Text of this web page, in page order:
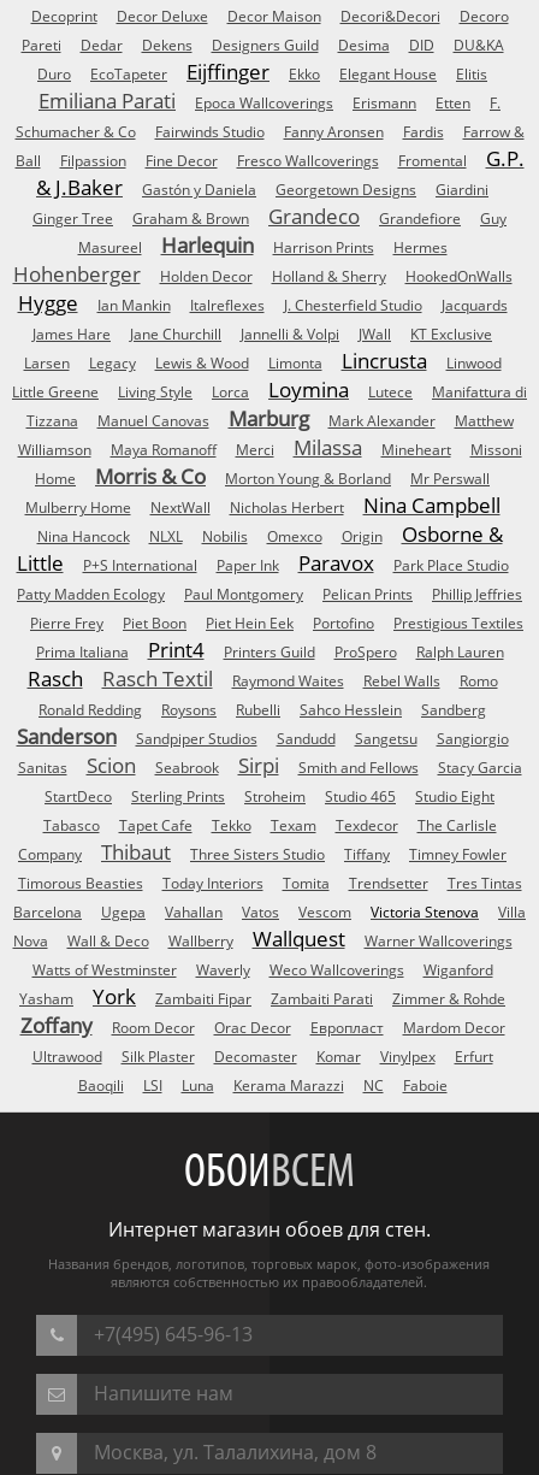
Decoprint
Decor Deluxe Decor Maison Decori&Decori
Decoro
Pareti
Dedar Dekens Designers Guild Desima DID
DU&KA
Duro
EcoTapeter Eijffinger Ekko Elegant House Elitis
Emiliana Parati Epoca Wallcoverings Erismann Etten
F.
Schumacher & Co
Fairwinds Studio Fanny Aronsen Fardis
Farrow &
Ball
Filpassion Fine Decor Fresco Wallcoverings Fromental
G.P.
& J.Baker
Gastón y Daniela Georgetown Designs
Giardini
Ginger Tree
Graham & Brown Grandeco Grandefiore
Guy
Masureel
Harlequin Harrison Prints Hermes
Hohenberger Holden Decor Holland & Sherry HookedOnWalls
Hygge Ian Mankin Italreflexes J. Chesterfield Studio
Jacquards
James Hare
Jane Churchill Jannelli & Volpi JWall
KT Exclusive
Larsen
Legacy Lewis & Wood Limonta Lincrusta
Linwood
Little Greene
Living Style Lorca Loymina Lutece
Manifattura di
Tizzana
Manuel Canovas Marburg Mark Alexander
Matthew
Williamson
Maya Romanoff Merci Milassa Mineheart
Missoni
Home
Morris & Co Morton Young & Borland
Mr Perswall
Mulberry Home
NextWall Nicholas Herbert Nina Campbell
Nina Hancock NLXL Nobilis Omexco Origin
Osborne &
Little
P+S International Paper Ink Paravox
Park Place Studio
Patty Madden Ecology
Paul Montgomery Pelican Prints
Phillip Jeffries
Pierre Frey
Piet Boon Piet Hein Eek Portofino
Prestigious Textiles
Prima Italiana
Print4 Printers Guild ProSpero Ralph Lauren
Rasch Rasch Textil Raymond Waites Rebel Walls
Romo
Ronald Redding
Roysons Rubelli Sahco Hesslein Sandberg
Sanderson Sandpiper Studios Sandudd Sangetsu
Sangiorgio
Sanitas
Scion Seabrook Sirpi Smith and Fellows
Stacy Garcia
StartDeco
Sterling Prints Stroheim Studio 465
Studio Eight
Tabasco
Tapet Cafe Tekko Texam Texdecor
The Carlisle
Company
Thibaut Three Sisters Studio Tiffany
Timney Fowler
Timorous Beasties
Today Interiors Tomita Trendsetter
Tres Tintas
Barcelona
Ugepa Vahallan Vatos Vescom Victoria Stenova
Villa
Nova
Wall & Deco Wallberry Wallquest
Warner Wallcoverings
Watts of Westminster
Waverly Weco Wallcoverings
Wiganford
Yasham
York Zambaiti Fipar Zambaiti Parati Zimmer & Rohde
Zoffany Room Decor Orac Decor Европласт
Mardom Decor
Ultrawood
Silk Plaster Decomaster Komar Vinylpex
Erfurt
Baoqili
LSI Luna Kerama Marazzi NC Faboie
ОБОИВСЕМ
Интернет магазин обоев для стен.
Названия брендов, логотипов, торговых марок, фото-изображения
являются собственностью их правообладателей.
+7(495) 645-96-13
Напишите нам
Москва, ул. Талалихина, дом 8